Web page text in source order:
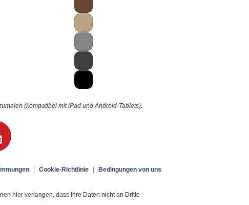
(kompatibel mit iPad und Android-Tablets).
| Cookie-Richtlinie |
Bedingungen von uns
hier verlangen, dass Ihre Daten nicht an Dritte